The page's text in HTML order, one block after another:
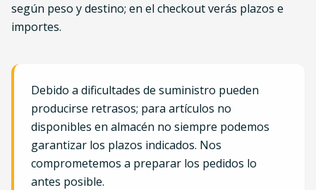
según peso y destino; en el checkout verás plazos e
importes.
Debido a dificultades de suministro pueden
producirse retrasos; para artículos no
disponibles en almacén no siempre podemos
garantizar los plazos indicados. Nos
comprometemos a preparar los pedidos lo
antes posible.